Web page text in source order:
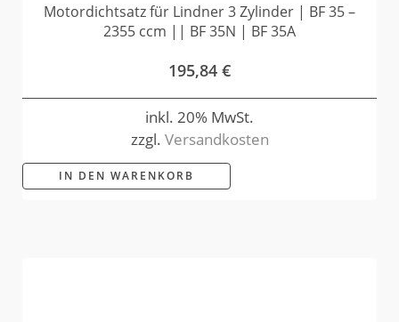
Motordichtsatz für Lindner 3 Zylinder | BF 35 –
2355 ccm || BF 35N | BF 35A
195,84 €
inkl. 20% MwSt.
zzgl. Versandkosten
IN DEN WARENKORB